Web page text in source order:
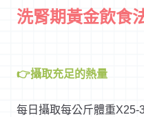
洗腎期黃金飲食
👉攝取充足的熱量
每日攝取每公斤體重X25-